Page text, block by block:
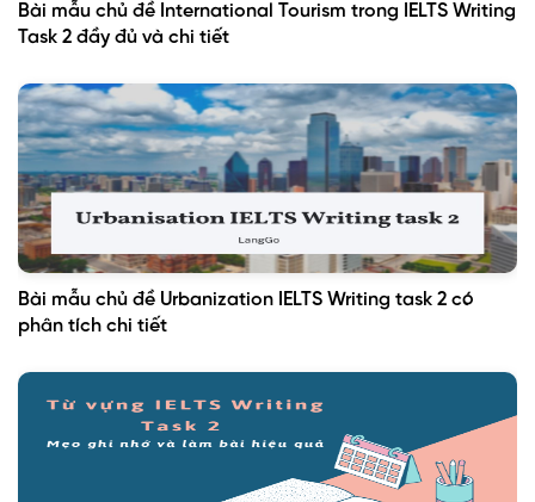
Bài mẫu chủ đề International Tourism trong IELTS Writing
Task 2 đầy đủ và chi tiết
Bài mẫu chủ đề Urbanization IELTS Writing task 2 có
phân tích chi tiết